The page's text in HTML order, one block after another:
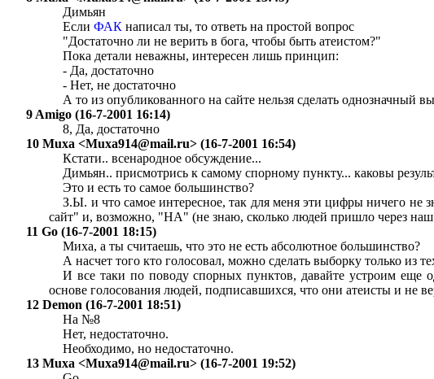
Димьян
ЕслиФАК написал ты, то ответь на простой вопрос
"Достаточно ли не верить в бога, чтобы быть атеистом?"
Пока детали неважны, интересен лишь принцип:
- Да, достаточно
- Нет, не достаточно
А то из опубликованного на сайте нельзя сделать однозначный
9 Amigo (16-7-2001 16:14)
8, Да, достаточно
10 Muxa <Muxa914@mail.ru> (16-7-2001 16:54)
Кстати.. всенародное обсуждение...
Димьян.. присмотрись к самому спорному пункту... каковы
Это и есть то самое большинство?
З.Ы. и что самое интересное, так для меня эти цифры ничего не
сайт" и, возможно, "НА" (не знаю, сколько людей пришло через
11 Go (16-7-2001 18:15)
Миха, а ты считаешь, что это не есть абсолютное большинство?
А насчет того кто голосовал, можно сделать выборку только из
И все таки по поводу спорных пунктов, давайте устроим еще
основе голосования людей, подписавшихся, что они атеисты и не
12 Demon (16-7-2001 18:51)
На №8
Нет, недостаточно.
Необходимо, но недостаточно.
13 Muxa <Muxa914@mail.ru> (16-7-2001 19:52)